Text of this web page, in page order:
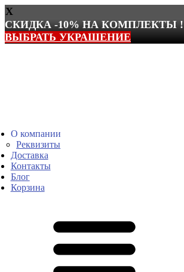
X
СКИДКА -10% НА КОМПЛЕКТЫ !
ВЫБРАТЬ УКРАШЕНИЕ
О компании
Реквизиты
Доставка
Контакты
Блог
Корзина